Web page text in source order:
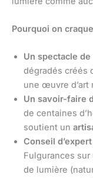
Pourquoi on
Un spectacle
dégradés créés
une œuvre d’art
Un savoir-faire
de centaines
soutient un
Conseil d’expert
Fulgurances sur
de lumière